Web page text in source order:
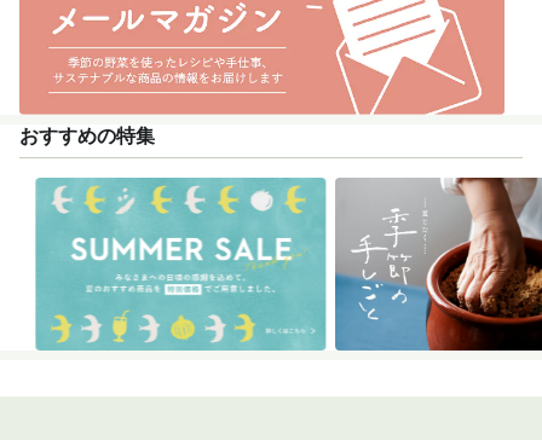
おすすめの特集